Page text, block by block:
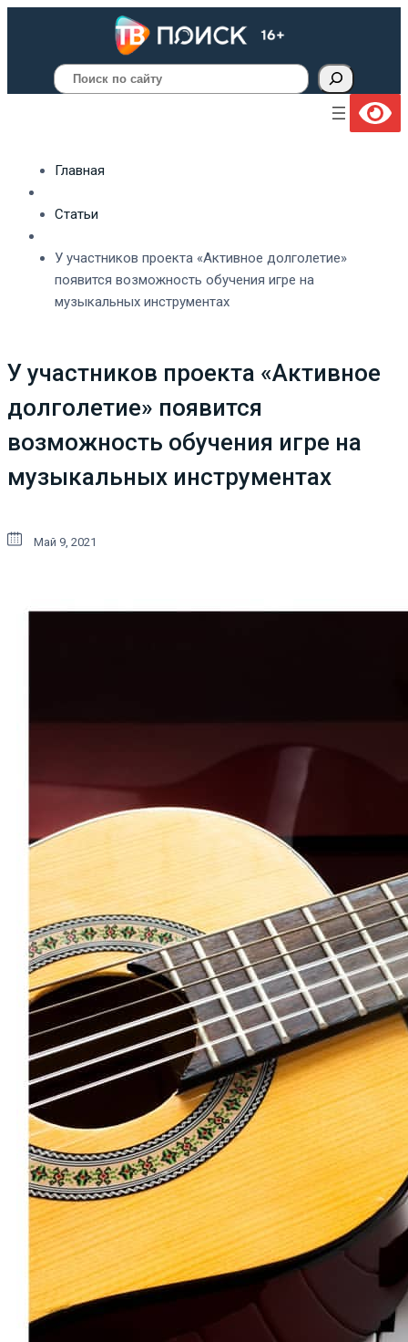
Поиск
Главная
Статьи
У участников проекта «Активное долголетие»
появится возможность обучения игре на
музыкальных инструментах
У участников проекта «Активное
долголетие» появится
возможность обучения игре на
музыкальных инструментах
Май 9, 2021